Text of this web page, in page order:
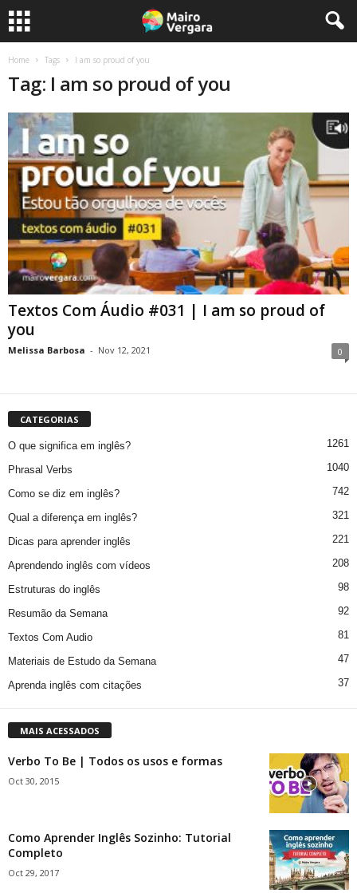
Home Tags I am so proud of you
Tag: I am so proud of you
Textos Com Áudio #031 | I am so proud of
you
Melissa Barbosa - Nov 12, 2021 0
CATEGORIAS
O que significa em inglês? 1261
Phrasal Verbs 1040
Como se diz em inglês? 742
Qual a diferença em inglês? 321
Dicas para aprender inglês 221
Aprendendo inglês com vídeos 208
Estruturas do inglês 98
Resumão da Semana 92
Textos Com Audio 81
Materiais de Estudo da Semana 47
Aprenda inglês com citações 37
MAIS ACESSADOS
Verbo To Be | Todos os usos e formas
Oct 30, 2015
Como Aprender Inglês Sozinho: Tutorial
Completo
Oct 29, 2017